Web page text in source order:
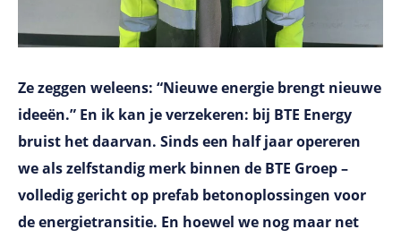
Ze zeggen weleens: “Nieuwe energie brengt nieuwe
ideeën.” En ik kan je verzekeren: bij BTE Energy
bruist het daarvan. Sinds een half jaar opereren
we als zelfstandig merk binnen de BTE Groep –
volledig gericht op prefab betonoplossingen voor
de energietransitie. En hoewel we nog maar net